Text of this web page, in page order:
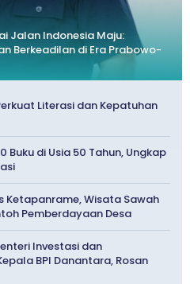
Jalan Indonesia Maju:
Berkeadilan di Era Prabowo-
Literasi dan Kepatuhan
Buku di Usia 50 Tahun, Ungkap
Ketapanrame, Wisata Sawah
Pemberdayaan Desa
Investasi dan
BPI Danantara, Rosan